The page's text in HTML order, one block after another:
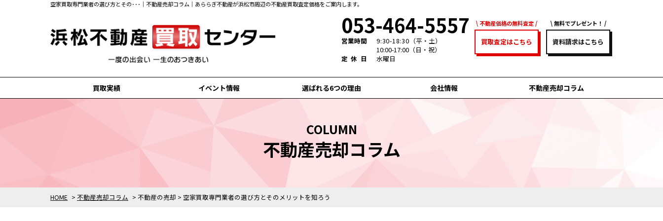
空家買取専門業者の選び方とその･･･｜不動産売却コラム｜あららぎ不動産が浜松市周辺の不動産買取査定価格をご案内します。
053-464-5557
営業時間 9:30-18:30 （平・土）
10:00-17:00（日・祝）
定休日
水曜日
不動産価格の無料査定
買取査定はこちら
無料でプレゼント！
資料請求はこちら
買取実績
磐田市の買取実績
掛川市の買取実績
袋井市の買取実績
浜松市中央区の買取実績
浜松市浜名区の買取実績
イベント情報 選ばれる6つの理由 会社情報 不動産売却コラム
HOME > 不動産売却コラム > 不動産の売却 > 空家買取専門業者の選び方とそのメリットを知ろう
COLUMN
不動産売却コラム